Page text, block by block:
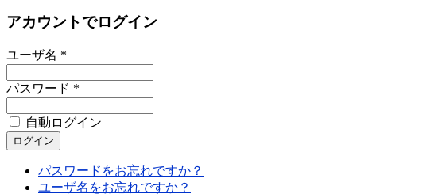
アカウントでログイン
ユーザ名 *
パスワード *
自動ログイン
パスワードをお忘れですか？
ユーザ名をお忘れですか？